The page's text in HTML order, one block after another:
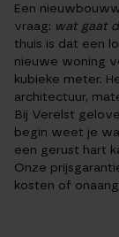
Een
vraag: wat gaat
thuis is dat een
nieuwe woning
kubieke meter.
architectuur,
Bij Verelst
begin weet je
een gerust hart
Onze
kosten of